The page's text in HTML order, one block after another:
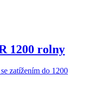
1200 rolny
zatížením do 1200